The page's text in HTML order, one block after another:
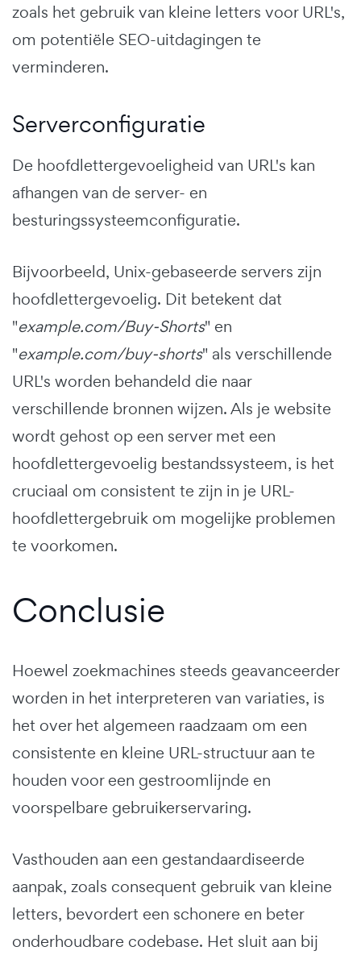
zoals het gebruik van kleine letters voor URL's,
om potentiële SEO-uitdagingen te
verminderen.
Serverconfiguratie
De hoofdlettergevoeligheid van URL's kan
afhangen van de server- en
besturingssysteemconfiguratie.
Bijvoorbeeld, Unix-gebaseerde servers zijn
hoofdlettergevoelig. Dit betekent dat
"example.com/Buy-Shorts" en
"example.com/buy-shorts" als verschillende
URL's worden behandeld die naar
verschillende bronnen wijzen. Als je website
wordt gehost op een server met een
hoofdlettergevoelig bestandssysteem, is het
cruciaal om consistent te zijn in je URL-
hoofdlettergebruik om mogelijke problemen
te voorkomen.
Conclusie
Hoewel zoekmachines steeds geavanceerder
worden in het interpreteren van variaties, is
het over het algemeen raadzaam om een
consistente en kleine URL-structuur aan te
houden voor een gestroomlijnde en
voorspelbare gebruikerservaring.
Vasthouden aan een gestandaardiseerde
aanpak, zoals consequent gebruik van kleine
letters, bevordert een schonere en beter
onderhoudbare codebase. Het sluit aan bij